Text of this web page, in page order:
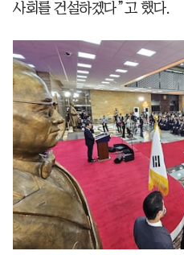
사회를 건설하겠다”고 했다.